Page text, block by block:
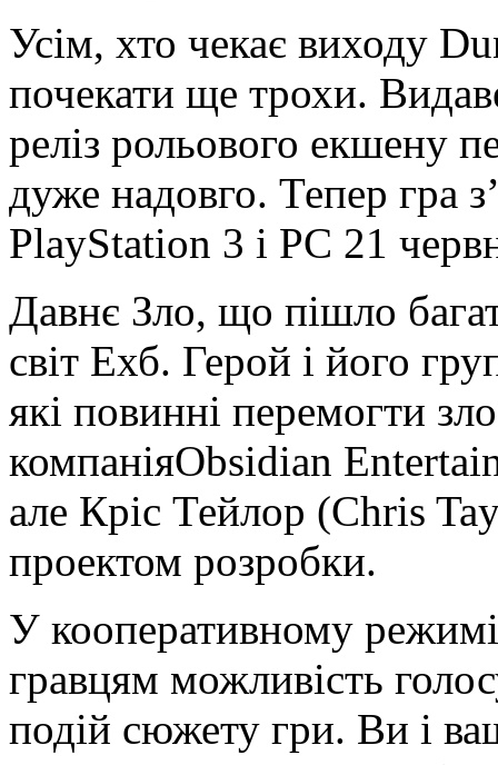
Усім, хто чекає виходу
почекати ще трохи.
реліз рольового екшену
дуже надовго. Тепер гра
PlayStation 3 і PC 21
Давнє Зло, що пішло
світ Ехб. Герой і його
які повинні перемогти
компаніяObsidian
але Кріс Тейлор (Chris
проектом розробки.
У кооперативному
гравцям можливість
подій сюжету гри. Ви і